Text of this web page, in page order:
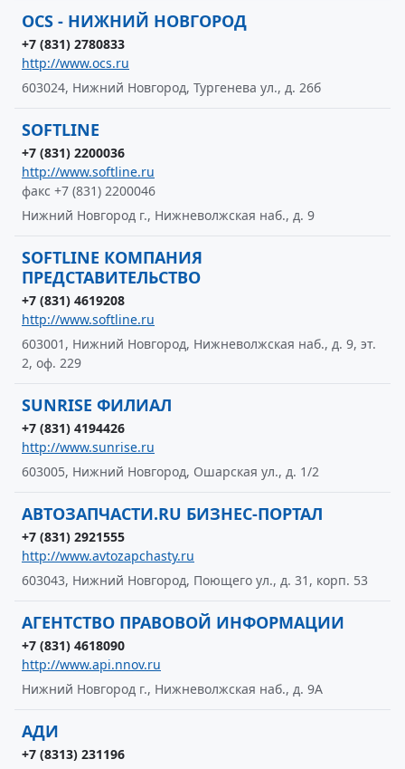
OCS - НИЖНИЙ НОВГОРОД
+7 (831) 2780833
http://www.ocs.ru
603024, Нижний Новгород, Тургенева ул., д. 26б
SOFTLINE
+7 (831) 2200036
http://www.softline.ru
факс +7 (831) 2200046
Нижний Новгород г., Нижневолжская наб., д. 9
SOFTLINE КОМПАНИЯ
ПРЕДСТАВИТЕЛЬСТВО
+7 (831) 4619208
http://www.softline.ru
603001, Нижний Новгород, Нижневолжская наб., д. 9, эт.
2, оф. 229
SUNRISE ФИЛИАЛ
+7 (831) 4194426
http://www.sunrise.ru
603005, Нижний Новгород, Ошарская ул., д. 1/2
АВТОЗАПЧАСТИ.RU БИЗНЕС-ПОРТАЛ
+7 (831) 2921555
http://www.avtozapchasty.ru
603043, Нижний Новгород, Поющего ул., д. 31, корп. 53
АГЕНТСТВО ПРАВОВОЙ ИНФОРМАЦИИ
+7 (831) 4618090
http://www.api.nnov.ru
Нижний Новгород г., Нижневолжская наб., д. 9А
АДИ
+7 (8313) 231196